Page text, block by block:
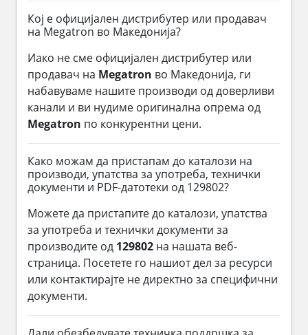
Кој е официјален дистрибутер или продавач
на Megatron во Македонија?
Иако не сме официјален дистрибутер или
продавач на Megatron во Македонија, ги
набавуваме нашите производи од доверливи
канали и ви нудиме оригинална опрема од
Megatron по конкурентни цени.
Како можам да пристапам до каталози на
производи, упатства за употреба, технички
документи и PDF-датотеки од 129802?
Можете да пристапите до каталози, упатства
за употреба и технички документи за
производите од 129802 на нашата веб-
страница. Посетете го нашиот дел за ресурси
или контактирајте не директно за специфични
документи.